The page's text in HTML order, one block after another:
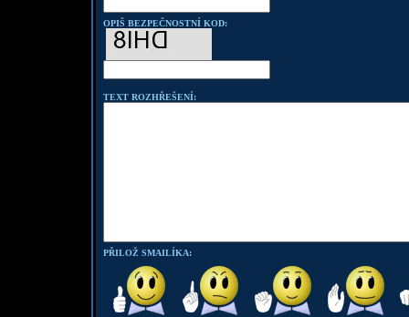
OPIŠ BEZPEČNOSTNÍ KOD:
TEXT ROZHŘEŠENÍ:
PŘILOŽ SMAILÍKA: